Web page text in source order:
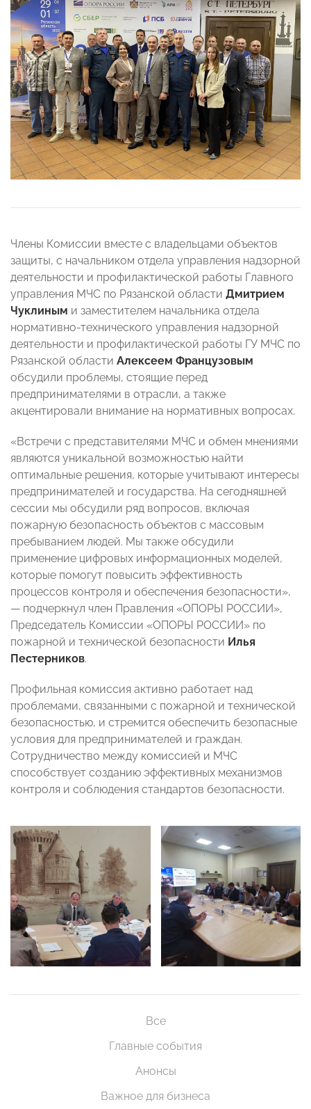
Члены Комиссии вместе с владельцами объектов
защиты, с начальником отдела управления надзорной
деятельности и профилактической работы Главного
управления МЧС по Рязанской области Дмитрием
Чуклиным и заместителем начальника отдела
нормативно-технического управления надзорной
деятельности и профилактической работы ГУ МЧС по
Рязанской области Алексеем Французовым
обсудили проблемы, стоящие перед
предпринимателями в отрасли, а также
акцентировали внимание на нормативных вопросах.
«Встречи с представителями МЧС и обмен мнениями
являются уникальной возможностью найти
оптимальные решения, которые учитывают интересы
предпринимателей и государства. На сегодняшней
сессии мы обсудили ряд вопросов, включая
пожарную безопасность объектов с массовым
пребыванием людей. Мы также обсудили
применение цифровых информационных моделей,
которые помогут повысить эффективность
процессов контроля и обеспечения безопасности»,
— подчеркнул член Правления «ОПОРЫ РОССИИ»,
Председатель Комиссии «ОПОРЫ РОССИИ» по
пожарной и технической безопасности Илья
Пестерников.
Профильная комиссия активно работает над
проблемами, связанными с пожарной и технической
безопасностью, и стремится обеспечить безопасные
условия для предпринимателей и граждан.
Сотрудничество между комиссией и МЧС
способствует созданию эффективных механизмов
контроля и соблюдения стандартов безопасности.
Все
Главные события
Анонсы
Важное для бизнеса